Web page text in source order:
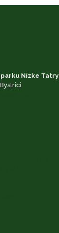
Nízke Tatry